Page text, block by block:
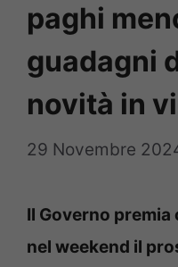
paghi
guadagni
novità in
29 Novembre
Il Governo
nel weekend il